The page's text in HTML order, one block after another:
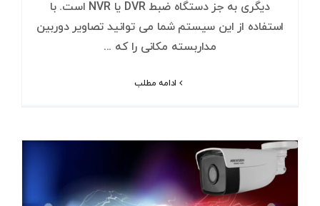
دیگری به جز دستگاه ضبط DVR یا NVR است. با
استفاده از این سیستم شما می توانید تصاویر دوربین
مداربسته مکانی را که ...
ادامه مطلب